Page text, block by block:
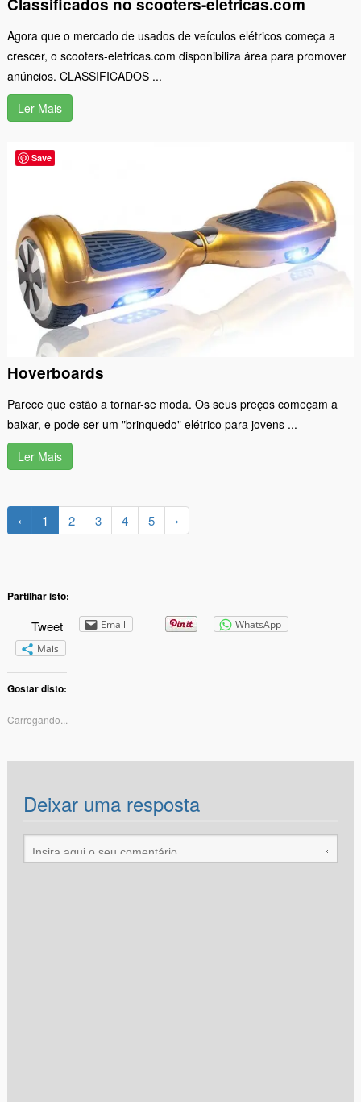
Classificados no scooters-eletricas.com
Agora que o mercado de usados de veículos elétricos começa a
crescer, o scooters-eletricas.com disponibiliza área para promover
anúncios. CLASSIFICADOS ...
Ler Mais
Hoverboards
Parece que estão a tornar-se moda. Os seus preços começam a
baixar, e pode ser um "brinquedo" elétrico para jovens ...
Ler Mais
‹ 1 2 3 4 5 ›
Partilhar isto:
Tweet Email
WhatsApp
Mais
Gostar disto:
Carregando...
Deixar uma resposta
Save